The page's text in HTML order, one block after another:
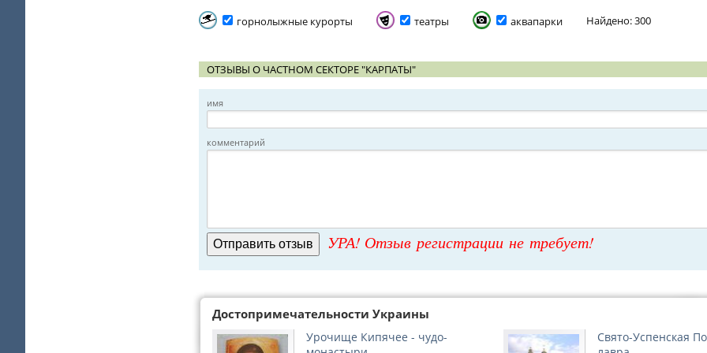
горнолыжные курорты театры аквапарки Найдено: 300
ОТЗЫВЫ О ЧАСТНОМ СЕКТОРЕ "КАРПАТЫ"
имя
комментарий
УРА! Отзыв регистрации не требует!
Достопримечательности Украины
Урочище Кипячее - чудо-
Свято-Успенская